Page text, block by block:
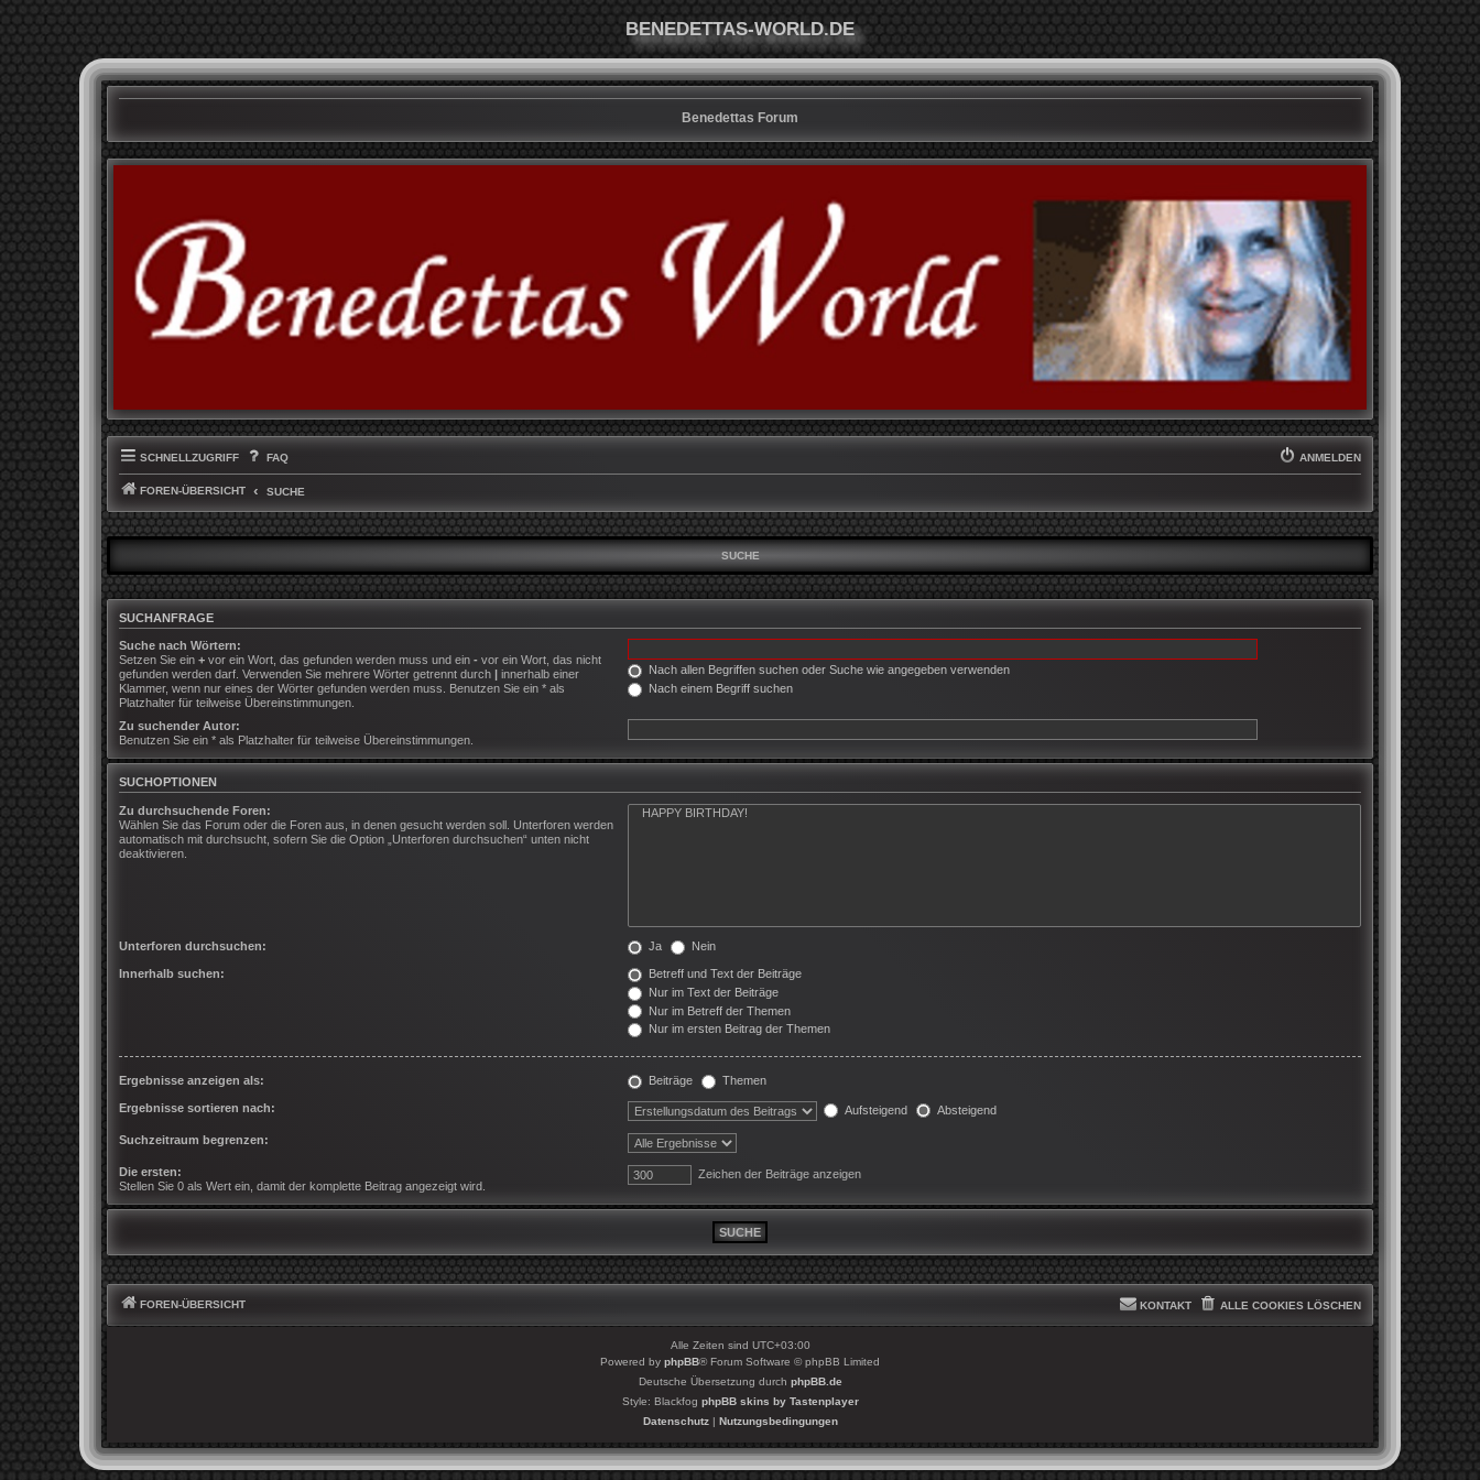
BENEDETTAS-WORLD.DE
Benedettas Forum
SCHNELLZUGRIFF FAQ ANMELDEN
FOREN-ÜBERSICHT SUCHE
SUCHE
SUCHANFRAGE
Suche nach Wörtern:
Setzen Sie ein + vor ein Wort, das gefunden werden muss und ein - vor ein Wort, das nicht
gefunden werden darf. Verwenden Sie mehrere Wörter getrennt durch | innerhalb einer
Klammer, wenn nur eines der Wörter gefunden werden muss. Benutzen Sie ein * als
Platzhalter für teilweise Übereinstimmungen.
Nach allen Begriffen suchen oder Suche wie angegeben verwenden
Nach einem Begriff suchen
Zu suchender Autor:
Benutzen Sie ein * als Platzhalter für teilweise Übereinstimmungen.
SUCHOPTIONEN
Zu durchsuchende Foren:
Wählen Sie das Forum oder die Foren aus, in denen gesucht werden soll. Unterforen werden
automatisch mit durchsucht, sofern Sie die Option „Unterforen durchsuchen“ unten nicht
deaktivieren.
Unterforen durchsuchen: Ja Nein
Innerhalb suchen:
Betreff und Text der Beiträge
Nur im Text der Beiträge
Nur im Betreff der Themen
Nur im ersten Beitrag der Themen
Ergebnisse anzeigen als: Beiträge Themen
Ergebnisse sortieren nach: Aufsteigend Absteigend
Suchzeitraum begrenzen:
Die ersten:
Stellen Sie 0 als Wert ein, damit der komplette Beitrag angezeigt wird.
Zeichen der Beiträge anzeigen
FOREN-ÜBERSICHT ALLE COOKIES LÖSCHEN
KONTAKT
Alle Zeiten sind UTC+03:00
Powered by phpBB® Forum Software © phpBB Limited
Deutsche Übersetzung durch phpBB.de
Style: Blackfog phpBB skins by Tastenplayer
Datenschutz| Nutzungsbedingungen